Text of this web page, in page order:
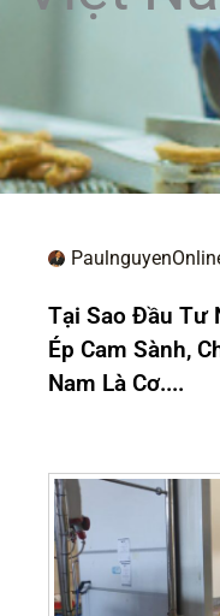
Tại Sao Đầu Tư
Ép Cam Sành,
Nam Là Cơ....